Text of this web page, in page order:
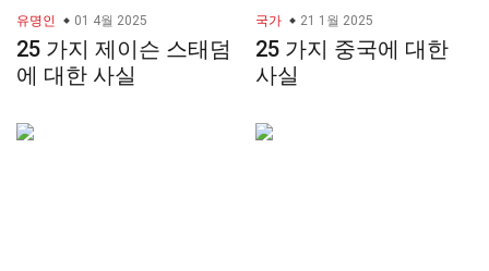
유명인 01 4월 2025
25 가지 제이슨 스태덤
에 대한 사실
국가 21 1월 2025
25 가지 중국에 대한
사실